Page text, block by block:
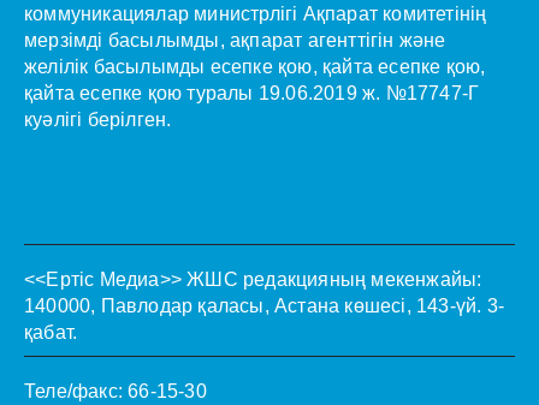
коммуникациялар министрлігі Ақпарат комитетінің
мерзімді басылымды, ақпарат агенттігін және
желілік басылымды есепке қою, қайта есепке қою,
қайта есепке қою туралы 19.06.2019 ж. №17747-Г
куәлігі берілген.
<<Ертіс Медиа>> ЖШС редакцияның мекенжайы:
140000, Павлодар қаласы, Астана көшесі, 143-үй. 3-
қабат.
Теле/факс: 66-15-30